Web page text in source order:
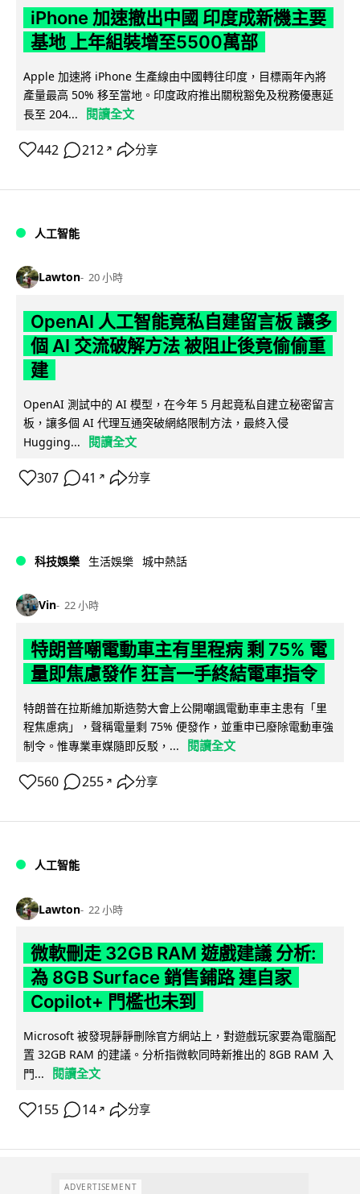
iPhone 加速撤出中國 印度成新機主要
基地 上年組裝增至5500萬部
Apple 加速將 iPhone 生產線由中國轉往印度，目標兩年內將
產量最高 50% 移至當地。印度政府推出關稅豁免及稅務優惠延
長至 204...
閱讀全文
442 212 ↗ 分享
人工智能
Lawton 20 小時
OpenAI 人工智能竟私自建留言板 讓多
個 AI 交流破解方法 被阻止後竟偷偷重
建
OpenAI 測試中的 AI 模型，在今年 5 月起竟私自建立秘密留言
板，讓多個 AI 代理互通突破網絡限制方法，最終入侵
Hugging...
閱讀全文
307 41 ↗ 分享
科技娛樂 生活娛樂 城中熱話
Vin 22 小時
特朗普嘲電動車主有里程病 剩 75% 電
量即焦慮發作 狂言一手終結電車指令
特朗普在拉斯維加斯造勢大會上公開嘲諷電動車車主患有「里
程焦慮病」，聲稱電量剩 75% 便發作，並重申已廢除電動車強
制令。惟專業車媒隨即反駁，...
閱讀全文
560 255 ↗ 分享
人工智能
Lawton 22 小時
微軟刪走 32GB RAM 遊戲建議 分析:
為 8GB Surface 銷售鋪路 連自家
Copilot+ 門檻也未到
Microsoft 被發現靜靜刪除官方網站上，對遊戲玩家要為電腦配
置 32GB RAM 的建議。分析指微軟同時新推出的 8GB RAM 入
門...
閱讀全文
155 14 ↗ 分享
ADVERTISEMENT